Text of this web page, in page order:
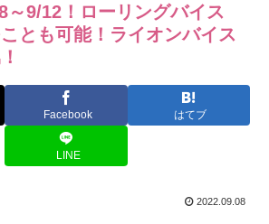
～9/12！ローリングバイス
とも可能！ライオンバイス
Facebook はてブ
LINE
2022.09.08